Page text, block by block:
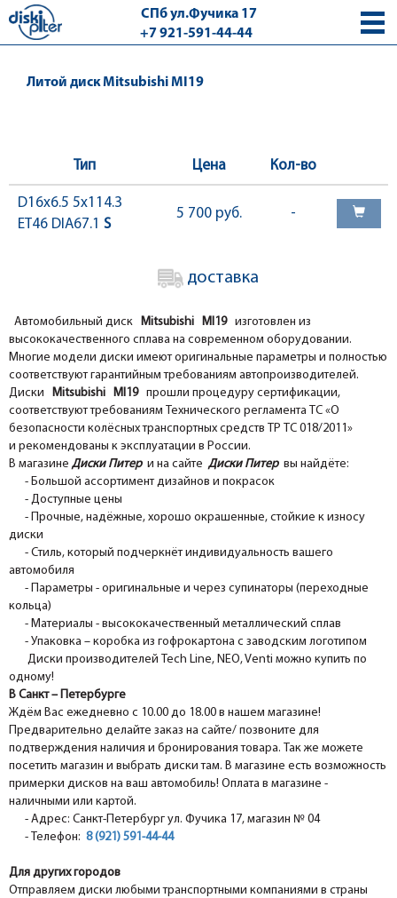
СПб ул.Фучика 17
+7 921-591-44-44
Литой диск Mitsubishi MI19
Тип Цена Кол-во
D16x6.5 5x114.3
ET46 DIA67.1 S
5 700 руб. -
доставка
Автомобильный диск Mitsubishi MI19 изготовлен из
высококачественного сплава на современном оборудовании.
Многие модели диски имеют оригинальные параметры и полностью
соответствуют гарантийным требованиям автопроизводителей.
Диски Mitsubishi MI19 прошли процедуру сертификации,
соответствуют требованиям Технического регламента ТС «О
безопасности колёсных транспортных средств ТР ТС 018/2011»
и рекомендованы к эксплуатации в России.
В магазине Диски Питер и на сайте Диски Питер вы найдёте:
- Большой ассортимент дизайнов и покрасок
- Доступные цены
- Прочные, надёжные, хорошо окрашенные, стойкие к износу
диски
- Стиль, который подчеркнёт индивидуальность вашего
автомобиля
- Параметры - оригинальные и через супинаторы (переходные
кольца)
- Материалы - высококачественный металлический сплав
- Упаковка – коробка из гофрокартона с заводским логотипом
Диски производителей Tech Line, NEO, Venti можно купить по
одному!
В Санкт – Петербурге
Ждём Вас ежедневно с 10.00 до 18.00 в нашем магазине!
Предварительно делайте заказ на сайте/ позвоните для
подтверждения наличия и бронирования товара. Так же можете
посетить магазин и выбрать диски там. В магазине есть возможность
примерки дисков на ваш автомобиль! Оплата в магазине -
наличными или картой.
- Адрес: Санкт-Петербург ул. Фучика 17, магазин № 04
- Телефон: 8 (921) 591-44-44
Для других городов
Отправляем диски любыми транспортными компаниями в страны